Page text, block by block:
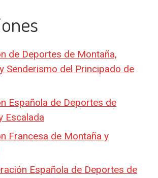
de Deportes de Montaña,
Senderismo del Principado de
Española de Deportes de
Escalada
Francesa de Montaña y
Española de Deportes de